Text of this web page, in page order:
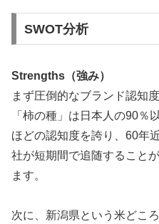
SWOT分析
Strengths（強み）
まず圧倒的なブランド認知
「柿の種」は日本人の90％
ほどの認知度を誇り、60年
社が短期間で追随すること
ます。
次に、新潟県という米どこ